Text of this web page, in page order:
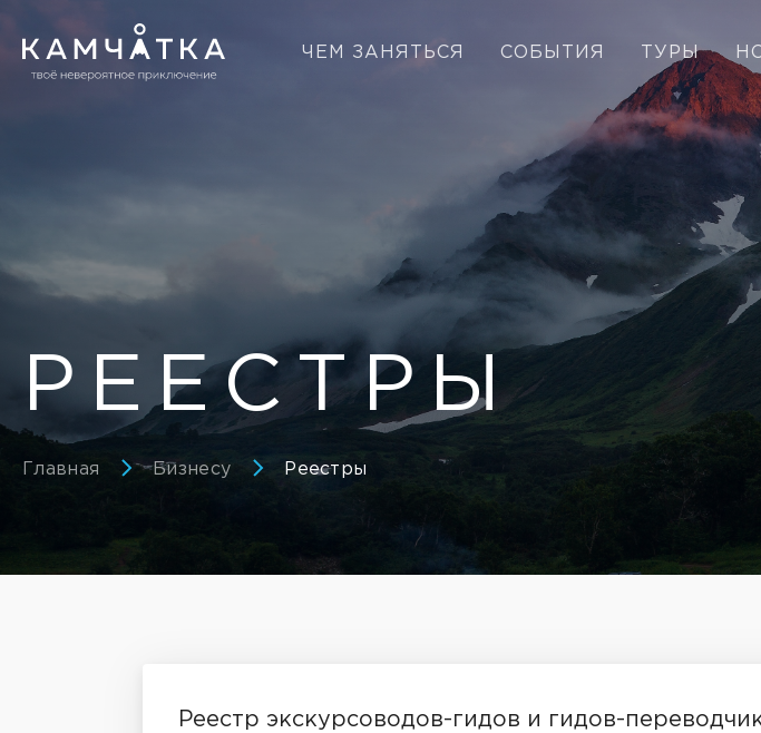
ЧЕМ ЗАНЯТЬСЯ СОБЫТИЯ ТУРЫ
РЕЕСТРЫ
Главная Бизнесу Реестры
Реестр экскурсоводов-гидов и гидов-